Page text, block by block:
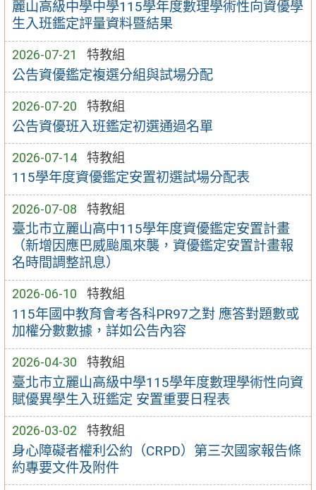
麗山高級中學中學115學年度數理學術性向資優學
生入班鑑定評量資料暨結果
2026-07-21 特教組
公告資優鑑定複選分組與試場分配
2026-07-20 特教組
公告資優班入班鑑定初選通過名單
2026-07-14 特教組
115學年度資優鑑定安置初選試場分配表
2026-07-08 特教組
臺北市立麗山高中115學年度資優鑑定安置計畫
（新增因應巴威颱風來襲，資優鑑定安置計畫報
名時間調整訊息）
2026-06-10 特教組
115年國中教育會考各科PR97之對 應答對題數或
加權分數數據，詳如公告內容
2026-04-30 特教組
臺北市立麗山高級中學115學年度數理學術性向資
賦優異學生入班鑑定 安置重要日程表
2026-03-02 特教組
身心障礙者權利公約（CRPD）第三次國家報告條
約專要文件及附件